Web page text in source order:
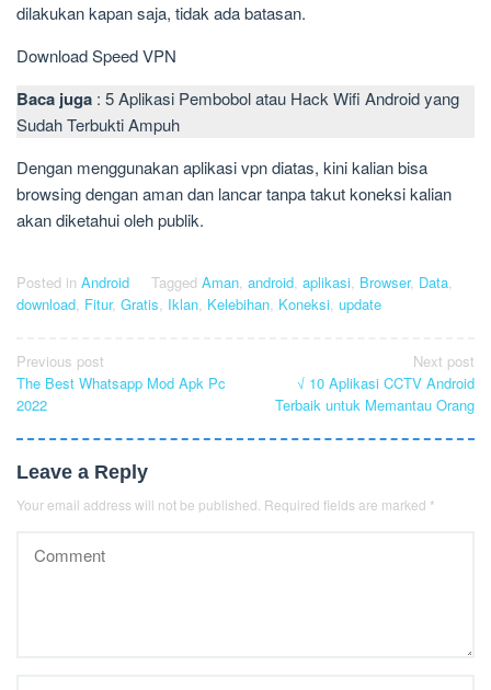
dilakukan kapan saja, tidak ada batasan.
Download Speed VPN
Baca juga : 5 Aplikasi Pembobol atau Hack Wifi Android yang
Sudah Terbukti Ampuh
Dengan menggunakan aplikasi vpn diatas, kini kalian bisa
browsing dengan aman dan lancar tanpa takut koneksi kalian
akan diketahui oleh publik.
Posted in Android Tagged Aman, android, aplikasi, Browser, Data,
download, Fitur, Gratis, Iklan, Kelebihan, Koneksi, update
Post
navigation
Previous post
The Best Whatsapp Mod Apk Pc
2022
Next post
√ 10 Aplikasi CCTV Android
Terbaik untuk Memantau Orang
Leave a Reply
Your email address will not be published. Required fields are marked *